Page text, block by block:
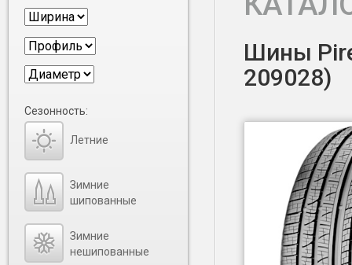
Шины
209028)
Сезонность:
Летние
Зимние
шипованные
Зимние
нешипованные